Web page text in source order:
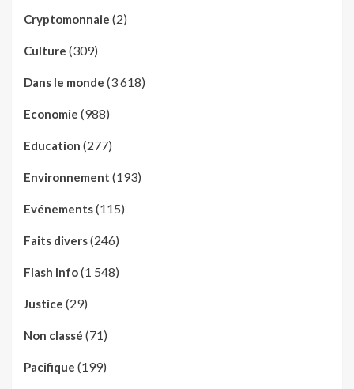
Cryptomonnaie (2)
Culture (309)
Dans le monde (3 618)
Economie (988)
Education (277)
Environnement (193)
Evénements(115)
Faits divers(246)
Flash Info(1 548)
Justice (29)
Non classé (71)
Pacifique (199)